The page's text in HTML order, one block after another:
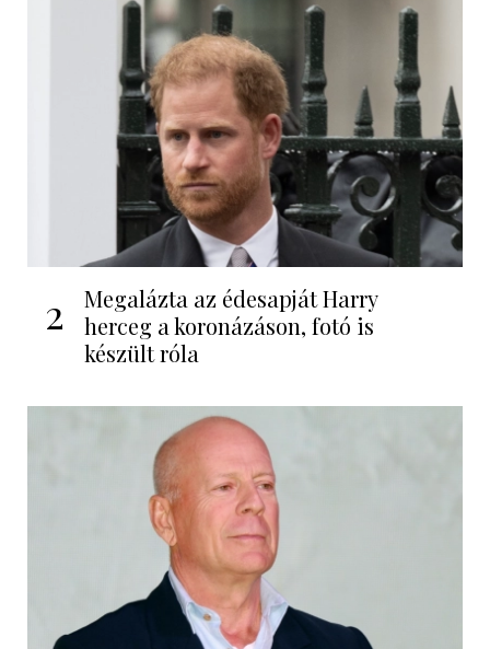
2
Megalázta az édesapját Harry
herceg a koronázáson, fotó is
készült róla